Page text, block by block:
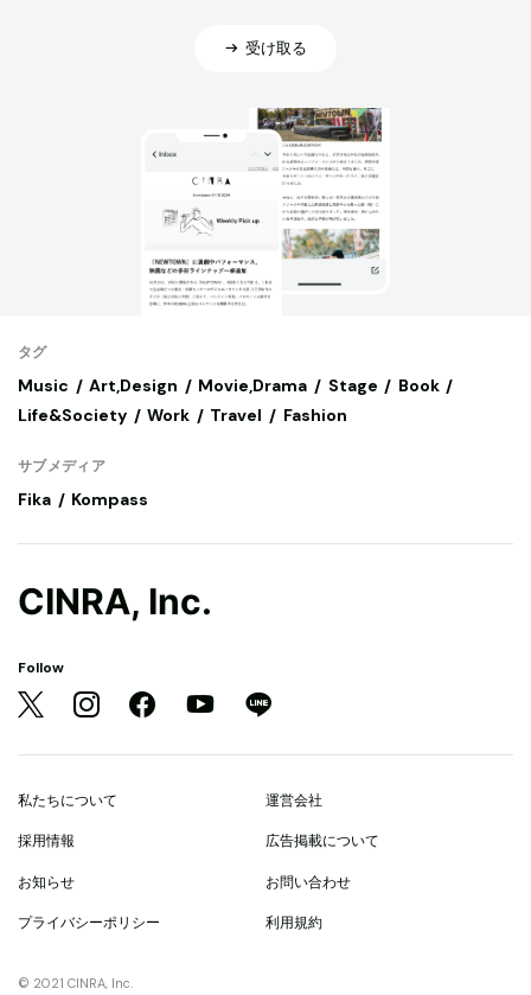
受け取る
タグ
Music Art,Design Movie,Drama Stage
Book
Life&Society
Work Travel Fashion
サブメディア
Fika Kompass
CINRA, Inc.
Follow
私たちについて 運営会社
採用情報 広告掲載について
お知らせ お問い合わせ
プライバシーポリシー 利用規約
© 2021 CINRA, Inc.